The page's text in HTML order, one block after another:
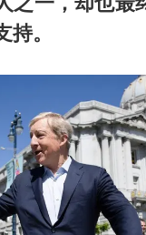
。